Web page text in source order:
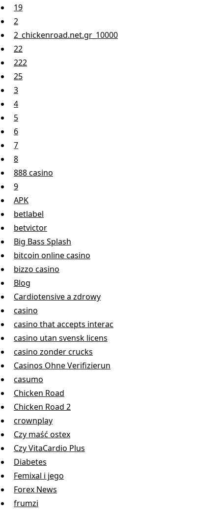
19
2
2_chickenroad.net.gr_10000
22
222
25
3
4
5
6
7
8
888 casino
9
APK
betlabel
betvictor
Big Bass Splash
bitcoin online casino
bizzo casino
Blog
Cardiotensive a zdrowy
casino
casino that accepts interac
casino utan svensk licens
casino zonder crucks
Casinos Ohne Verifizierun
casumo
Chicken Road
Chicken Road 2
crownplay
Czy maść ostex
Czy VitaCardio Plus
Diabetes
Femixal i jego
Forex News
frumzi